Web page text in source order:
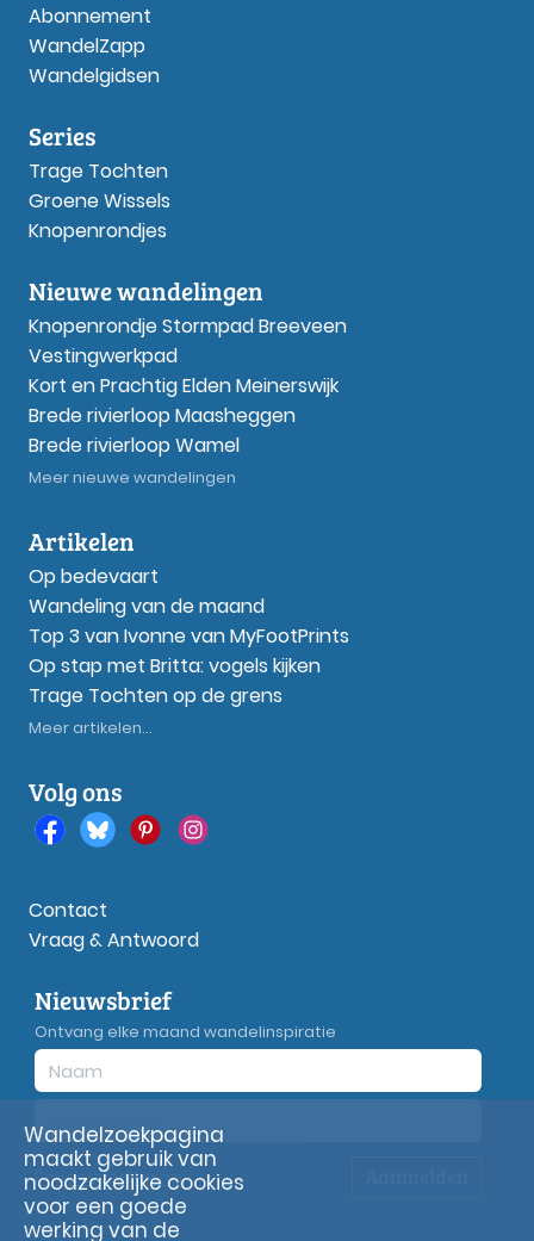
Abonnement
WandelZapp
Wandelgidsen
Series
Trage Tochten
Groene Wissels
Knopenrondjes
Nieuwe wandelingen
Knopenrondje Stormpad Breeveen
Vestingwerkpad
Kort en Prachtig Elden Meinerswijk
Brede rivierloop Maasheggen
Brede rivierloop Wamel
Meer nieuwe wandelingen
Artikelen
Op bedevaart
Wandeling van de maand
Top 3 van Ivonne van MyFootPrints
Op stap met Britta: vogels kijken
Trage Tochten op de grens
Meer artikelen...
Volg ons
Contact
Vraag & Antwoord
Nieuwsbrief
Ontvang elke maand wandelinspiratie
Privacyverklaring
Wandelzoekpagina
maakt gebruik van
noodzakelijke cookies
voor een goede
werking van de